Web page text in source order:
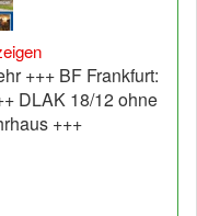
+++ BF Frankfurt:
DLAK 18/12 ohne
+++